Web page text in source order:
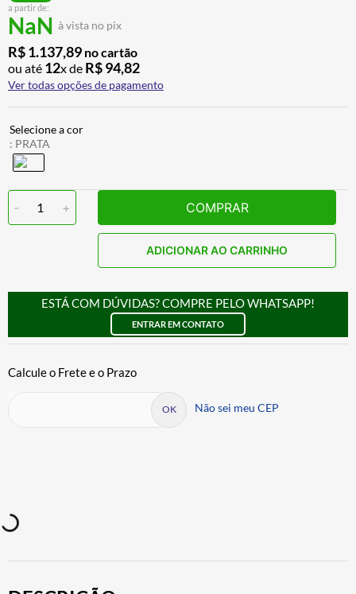
a partir de:
NaN à vista no pix
R$1.137,89 no cartão
ou até 12x de R$94,82
Ver todas opções de pagamento
: PRATA
- 1 + COMPRAR
ADICIONAR AO CARRINHO
ESTÁ COM DÚVIDAS? COMPRE PELO WHATSAPP!
ENTRAR EM CONTATO
Não sei meu CEP